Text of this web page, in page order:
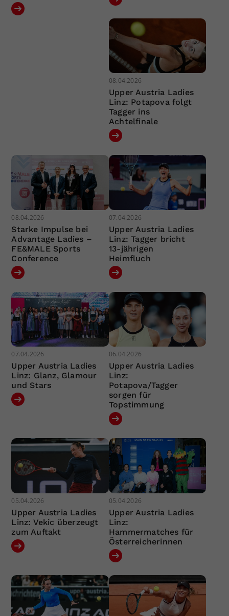
08.04.2026
Upper Austria Ladies
Linz: Potapova folgt
Tagger ins
Achtelfinale
08.04.2026
Starke Impulse bei
Advantage Ladies –
FE&MALE Sports
Conference
07.04.2026
Upper Austria Ladies
Linz: Tagger bricht
13-jährigen
Heimfluch
07.04.2026
Upper Austria Ladies
Linz: Glanz, Glamour
und Stars
06.04.2026
Upper Austria Ladies
Linz:
Potapova/Tagger
sorgen für
Topstimmung
05.04.2026
Upper Austria Ladies
Linz: Vekic überzeugt
zum Auftakt
05.04.2026
Upper Austria Ladies
Linz:
Hammermatches für
Österreicherinnen